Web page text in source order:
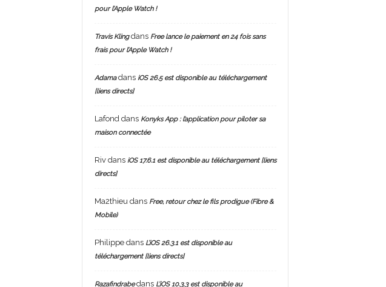
pour l’Apple Watch !
Travis Klingdans Free lance le paiement en 24 fois sans
frais pour l’Apple Watch !
Adamadans iOS 26.5 est disponible au téléchargement
[liens directs]
Lafond dans Konyks App : l’application pour piloter sa
maison connectée
Rivdans iOS 17.6.1 est disponible au téléchargement [liens
directs]
Ma2thieu dans Free, retour chez le fils prodigue (Fibre &
Mobile)
Philippedans L’iOS 26.3.1 est disponible au
téléchargement [liens directs]
Razafindrabedans L’iOS 10.3.3 est disponible au